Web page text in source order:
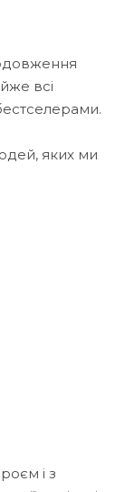
всі
яких ми
і з